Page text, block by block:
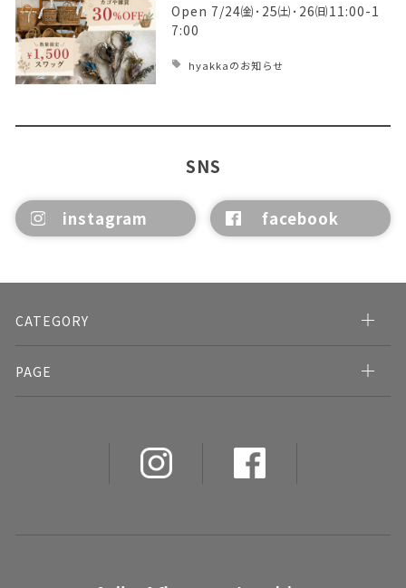
Open 7/24㈮･25㈯･26㈰11:00-1
7:00
hyakkaのお知らせ
SNS
instagram facebook
CATEGORY
PAGE